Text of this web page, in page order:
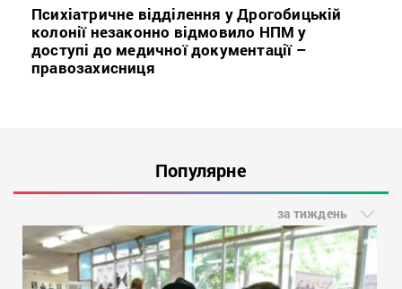
Психіатричне відділення у Дрогобицькій
колонії незаконно відмовило НПМ у
доступі до медичної документації –
правозахисниця
Популярне
за тиждень